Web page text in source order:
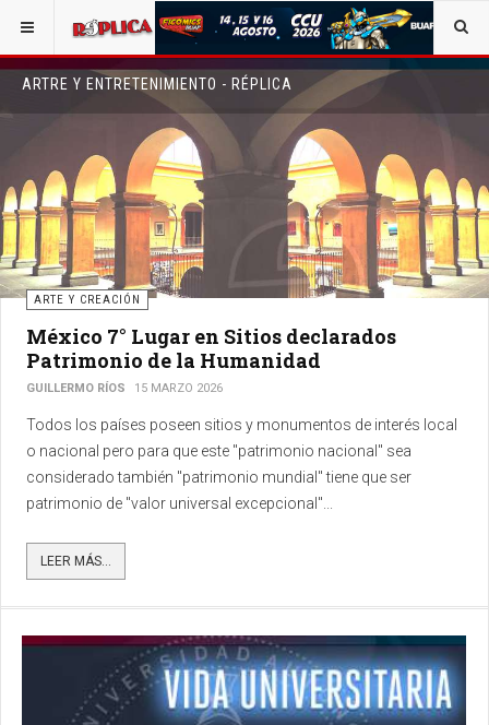
ARTRE Y ENTRETENIMIENTO - RÉPLICA
ARTE Y CREACIÓN
México 7° Lugar en Sitios declarados
Patrimonio de la Humanidad
GUILLERMO RÍOS 15 MARZO 2026
Todos los países poseen sitios y monumentos de interés local
o nacional pero para que este "patrimonio nacional" sea
considerado también "patrimonio mundial" tiene que ser
patrimonio de "valor universal excepcional"...
LEER MÁS...